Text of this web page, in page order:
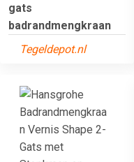
gats
badrandmengkraan
Tegeldepot.nl